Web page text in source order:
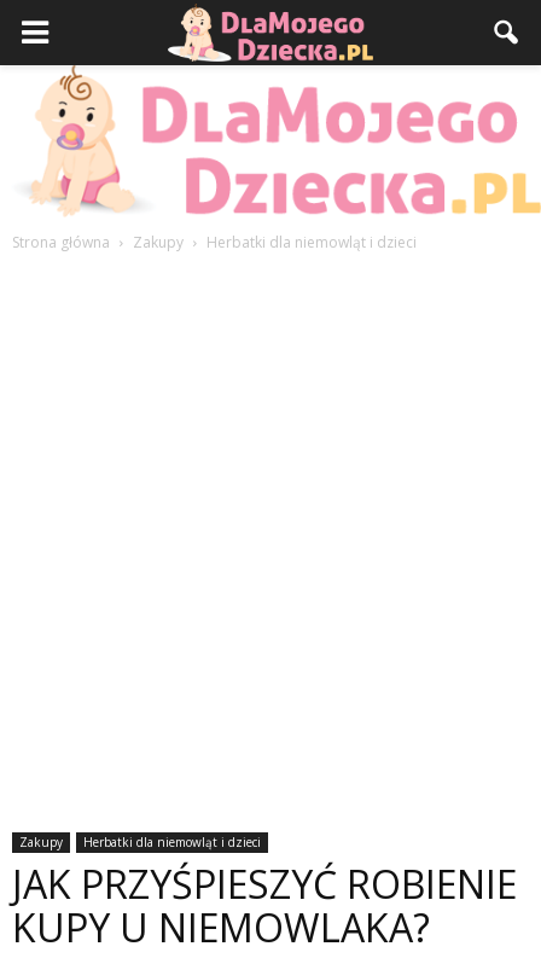
Strona główna Zakupy Herbatki dla niemowląt i dzieci
Zakupy Herbatki dla niemowląt i dzieci
JAK PRZYŚPIESZYĆ ROBIENIE
KUPY U NIEMOWLAKA?